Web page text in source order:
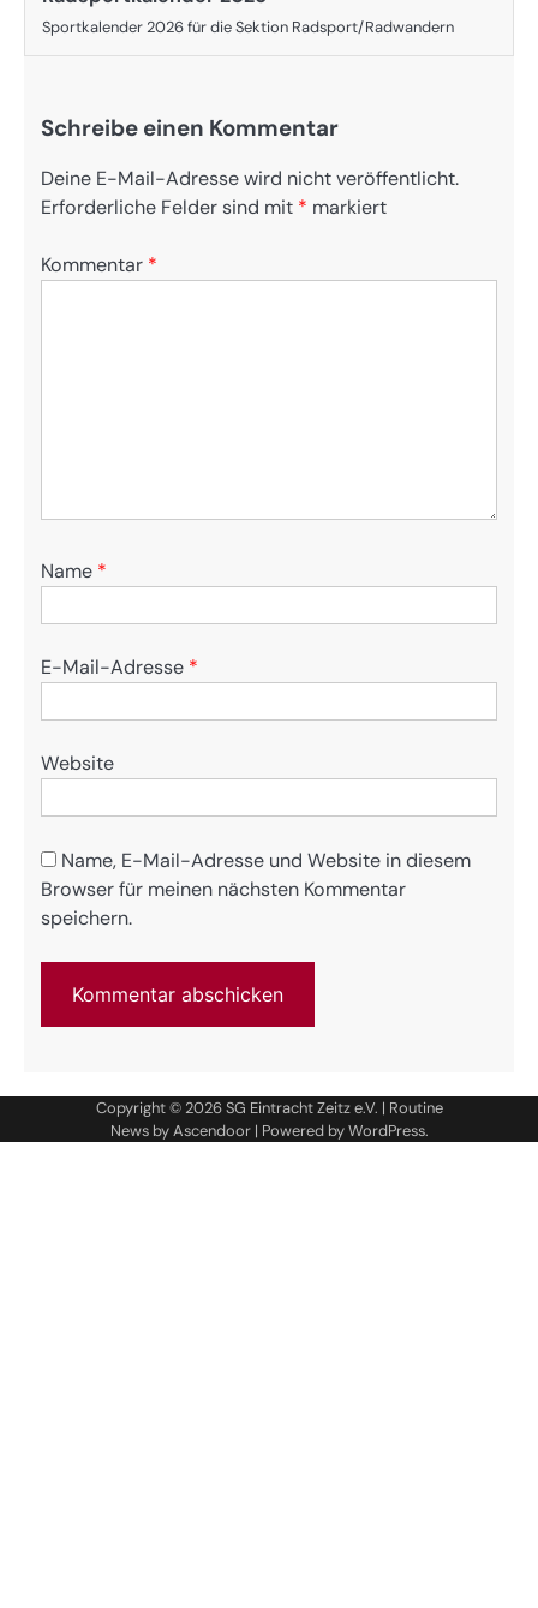
Sportkalender 2026 für die Sektion Radsport/Radwandern
Schreibe einen Kommentar
Deine E-Mail-Adresse wird nicht veröffentlicht.
Erforderliche Felder sind mit * markiert
Kommentar *
Name *
E-Mail-Adresse *
Website
Name, E-Mail-Adresse und Website in diesem
Browser für meinen nächsten Kommentar
speichern.
Copyright © 2026SG Eintracht Zeitz e.V. | Routine
News byAscendoor| Powered byWordPress.